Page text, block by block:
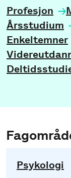
Profesjon
Årsstudium
Enkeltemner
Psykologi